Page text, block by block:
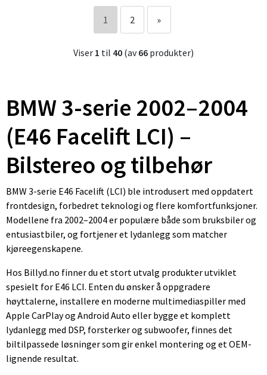
1 2 »
Viser 1 til 40 (av66 produkter)
BMW 3-serie 2002–2004
(E46 Facelift LCI) –
Bilstereo og tilbehør
BMW 3-serie E46 Facelift (LCI) ble introdusert med oppdatert
frontdesign, forbedret teknologi og flere komfortfunksjoner.
Modellene fra 2002–2004 er populære både som bruksbiler og
entusiastbiler, og fortjener et lydanlegg som matcher
kjøreegenskapene.
Hos Billyd.no finner du et stort utvalg produkter utviklet
spesielt for E46 LCI. Enten du ønsker å oppgradere
høyttalerne, installere en moderne multimediaspiller med
Apple CarPlay og Android Auto eller bygge et komplett
lydanlegg med DSP, forsterker og subwoofer, finnes det
biltilpassede løsninger som gir enkel montering og et OEM-
lignende resultat.